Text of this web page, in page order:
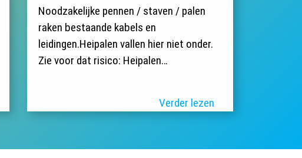
Noodzakelijke pennen / staven / palen
raken bestaande kabels en
leidingen.Heipalen vallen hier niet onder.
Zie voor dat risico: Heipalen…
Verder lezen